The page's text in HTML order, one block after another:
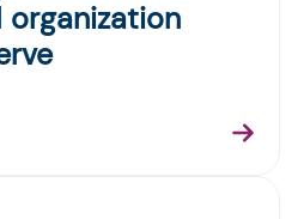
organization